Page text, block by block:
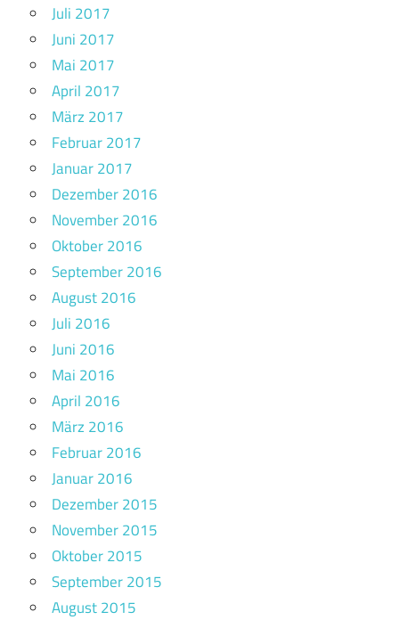
Juli 2017
Juni 2017
Mai 2017
April 2017
März 2017
Februar 2017
Januar 2017
Dezember 2016
November 2016
Oktober 2016
September 2016
August 2016
Juli 2016
Juni 2016
Mai 2016
April 2016
März 2016
Februar 2016
Januar 2016
Dezember 2015
November 2015
Oktober 2015
September 2015
August 2015